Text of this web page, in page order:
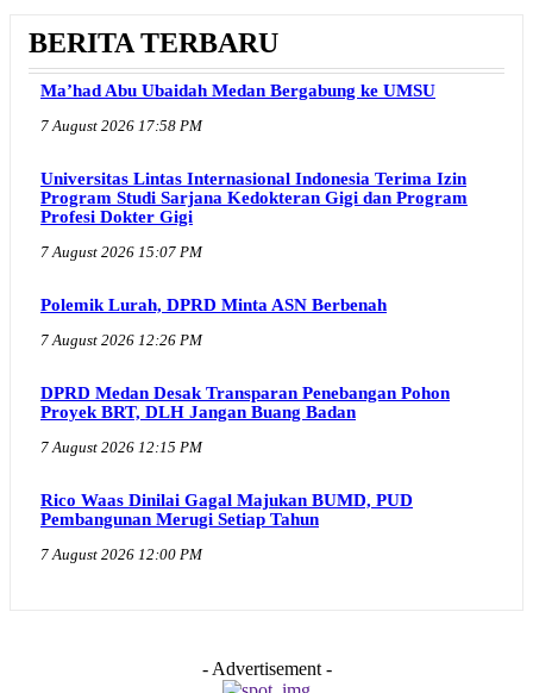
BERITA TERBARU
Ma’had Abu Ubaidah Medan Bergabung ke UMSU
7 August 2026 17:58 PM
Universitas Lintas Internasional Indonesia Terima Izin
Program Studi Sarjana Kedokteran Gigi dan Program
Profesi Dokter Gigi
7 August 2026 15:07 PM
Polemik Lurah, DPRD Minta ASN Berbenah
7 August 2026 12:26 PM
DPRD Medan Desak Transparan Penebangan Pohon
Proyek BRT, DLH Jangan Buang Badan
7 August 2026 12:15 PM
Rico Waas Dinilai Gagal Majukan BUMD, PUD
Pembangunan Merugi Setiap Tahun
7 August 2026 12:00 PM
- Advertisement -